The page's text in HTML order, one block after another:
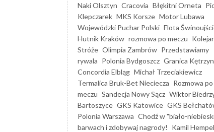
Naki Olsztyn Cracovia Błękitni Orneta
Klepczarek MKS Korsze Motor Lubawa
Wojewódzki Puchar Polski Flota
Hutnik Kraków rozmowa po meczu
Stróże Olimpia Zambrów Przedstawiamy
rywala Polonia Bydgoszcz Granica Kętrzyn
Concordia Elbląg Michał Trzeciakiewicz
Termalica Bruk-Bet Nieciecza Rozmowa po
meczu Sandecja Nowy Sącz Wiktor
Bartoszyce GKS Katowice GKS
Polonia Warszawa Chodź w "biało-
barwach i zdobywaj nagrody!
Kamil Hempel